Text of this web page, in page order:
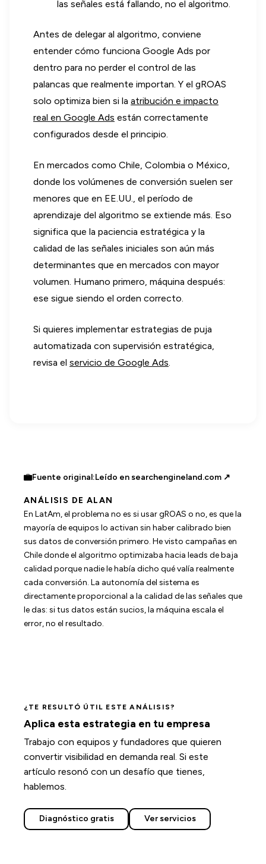
las señales está fallando, no el algoritmo.
Antes de delegar al algoritmo, conviene
entender cómo funciona Google Ads por
dentro para no perder el control de las
palancas que realmente importan. Y el gROAS
solo optimiza bien si la atribución e impacto
real en Google Ads están correctamente
configurados desde el principio.
En mercados como Chile, Colombia o México,
donde los volúmenes de conversión suelen ser
menores que en EE.UU., el período de
aprendizaje del algoritmo se extiende más. Eso
significa que la paciencia estratégica y la
calidad de las señales iniciales son aún más
determinantes que en mercados con mayor
volumen. Humano primero, máquina después:
ese sigue siendo el orden correcto.
Si quieres implementar estrategias de puja
automatizada con supervisión estratégica,
revisa el servicio de Google Ads
Fuente original:Leído en searchengineland.com ↗
ANÁLISIS DE ALAN
En LatAm, el problema no es si usar gROAS o no, es que la
mayoría de equipos lo activan sin haber calibrado bien
sus datos de conversión primero. He visto campañas en
Chile donde el algoritmo optimizaba hacia leads de baja
calidad porque nadie le había dicho qué valía realmente
cada conversión. La autonomía del sistema es
directamente proporcional a la calidad de las señales que
le das: si tus datos están sucios, la máquina escala el
error, no el resultado.
¿TE RESULTÓ ÚTIL ESTE ANÁLISIS?
Aplica esta estrategia en tu empresa
Trabajo con equipos y fundadores que quieren
convertir visibilidad en demanda real. Si este
artículo resonó con un desafío que tienes,
hablemos.
Diagnóstico gratis Ver servicios